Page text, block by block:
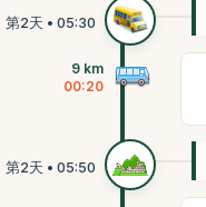
9 km
00:20